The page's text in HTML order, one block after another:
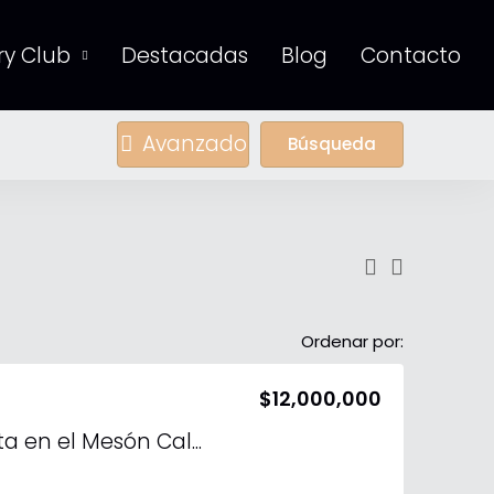
Club Destacadas Blog Contacto
Avanzado Búsqueda
Ordenar por:
Residencia en Venta en el Mesón Calimaya
$12,000,000